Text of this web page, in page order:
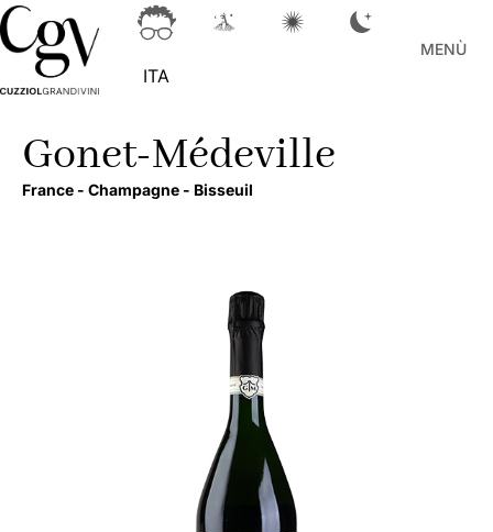
ITA
MENÙ
Gonet-Médeville
France - Champagne - Bisseuil